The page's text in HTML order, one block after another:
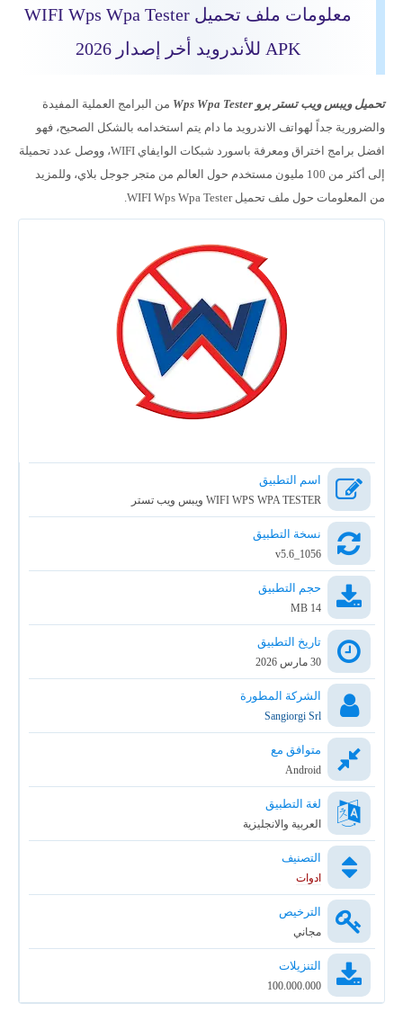
معلومات ملف تحميل WIFI Wps Wpa Tester
APK للأندرويد أخر إصدار 2026
تحميل ويبس ويب تستر برو Wps Wpa Tester
من البرامج العملية المفيدة
والضرورية جداً لهواتف الاندرويد ما دام يتم استخدامه بالشكل الصحيح، فهو
افضل برامج اختراق ومعرفة باسورد شبكات الوايفاي WIFI، ووصل عدد تحميلة
إلى أكثر من 100 مليون مستخدم حول العالم من متجر جوجل بلاي، وللمزيد
من المعلومات حول ملف تحميل WIFI Wps Wpa Tester.
اسم التطبيق
WIFI WPS WPA TESTER ويبس ويب تستر
نسخة التطبيق
v5.6_1056
حجم التطبيق
14 MB
تاريخ التطبيق
30 مارس 2026
الشركة المطورة
Sangiorgi Srl
متوافق مع
Android
لغة التطبيق
العربية والانجليزية
التصنيف
ادوات
الترخيص
مجاني
التنزيلات
100.000.000